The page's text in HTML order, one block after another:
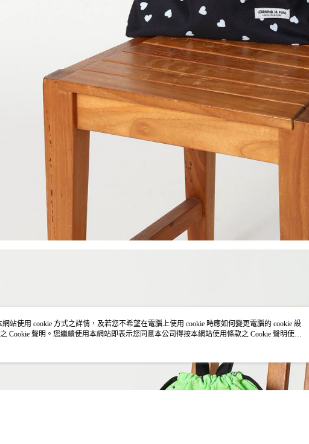
５．嚴禁一人註冊多
形，恩沛科技股份有
站使用 cookie 方式之詳情，及若您不希望在電腦上使用 cookie 時應如何變更電腦的 cookie 設
Cookie 聲明。您繼續使用本網站即表示您同意本公司得按本網站使用條款之 Cookie 聲明使用